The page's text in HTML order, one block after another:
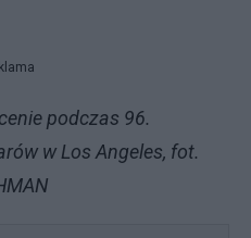
podczas 96.
w Los Angeles, fot.